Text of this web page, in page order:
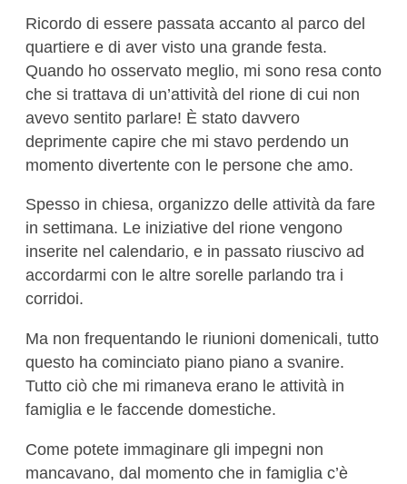
Ricordo di essere passata accanto al parco del
quartiere e di aver visto una grande festa.
Quando ho osservato meglio, mi sono resa conto
che si trattava di un’attività del rione di cui non
avevo sentito parlare! È stato davvero
deprimente capire che mi stavo perdendo un
momento divertente con le persone che amo.
Spesso in chiesa, organizzo delle attività da fare
in settimana. Le iniziative del rione vengono
inserite nel calendario, e in passato riuscivo ad
accordarmi con le altre sorelle parlando tra i
corridoi.
Ma non frequentando le riunioni domenicali, tutto
questo ha cominciato piano piano a svanire.
Tutto ciò che mi rimaneva erano le attività in
famiglia e le faccende domestiche.
Come potete immaginare gli impegni non
mancavano, dal momento che in famiglia c’è